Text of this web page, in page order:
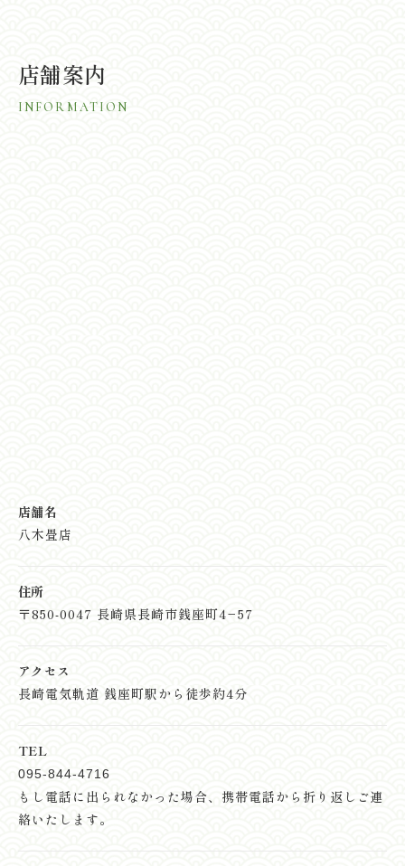
店舗案内
INFORMATION
店舗名
八木畳店
住所
〒850-0047 長崎県長崎市銭座町4−57
アクセス
長崎電気軌道 銭座町駅から徒歩約4分
TEL
095-844-4716
もし電話に出られなかった場合、 携帯電話から折り返しご連
絡いたします。